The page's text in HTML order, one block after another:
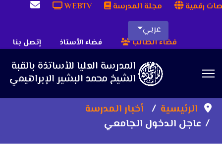
رقمية مجلة المدرسة WEBTV
عربي
إتصل بنا فضاء الأستاذ فضاء الطالب
الرئيسية
أخبار المدرسة
عاجل الدخول الجامعي